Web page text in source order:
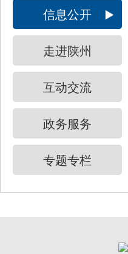
信息公开
走进陕州
互动交流
政务服务
专题专栏